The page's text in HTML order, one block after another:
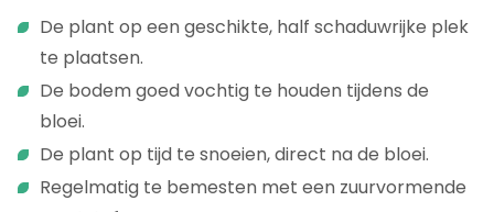
De plant op een geschikte, half schaduwrijke plek
te plaatsen.
De bodem goed vochtig te houden tijdens de
bloei.
De plant op tijd te snoeien, direct na de bloei.
Regelmatig te bemesten met een zuurvormende